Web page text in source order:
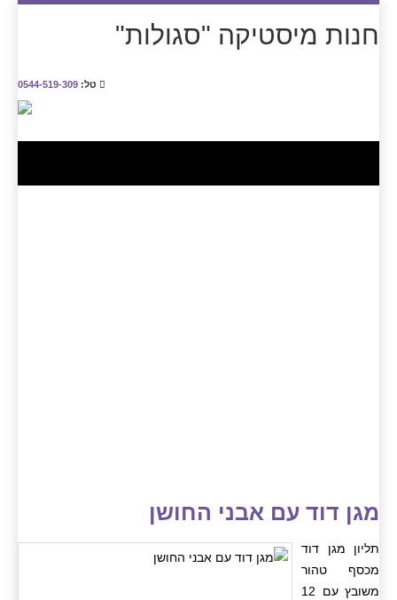
חנות מיסטיקה "סגולות"
טל: 0544-519-309
מגן דוד עם אבני החושן
תליון מגן דוד
מכסף טהור
משובץ עם 12